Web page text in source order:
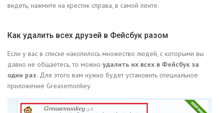
видеть, нажмите на крестик справа, в самой ленте.
Как удалить всех друзей в Фейсбук разом
Если у вас в списке накопилось множество людей, с которыми вы
давно не общаетесь, то можно удалить их всех в Фейсбук за
один раз. Для этого вам нужно будет установить специальное
приложение Greasemonkey.